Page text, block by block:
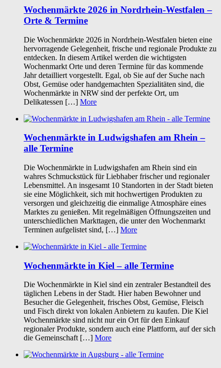
Wochenmärkte 2026 in Nordrhein-Westfalen –
Orte & Termine
Die Wochenmärkte 2026 in Nordrhein-Westfalen bieten eine
hervorragende Gelegenheit, frische und regionale Produkte zu
entdecken. In diesem Artikel werden die wichtigsten
Wochenmarkt Orte und deren Termine für das kommende
Jahr detailliert vorgestellt. Egal, ob Sie auf der Suche nach
Obst, Gemüse oder handgemachten Spezialitäten sind, die
Wochenmärkte in NRW sind der perfekte Ort, um
Delikatessen […] More
Wochenmärkte in Ludwigshafen am Rhein –
alle Termine
Die Wochenmärkte in Ludwigshafen am Rhein sind ein
wahres Schmuckstück für Liebhaber frischer und regionaler
Lebensmittel. An insgesamt 10 Standorten in der Stadt bieten
sie eine Möglichkeit, sich mit hochwertigen Produkten zu
versorgen und gleichzeitig die einmalige Atmosphäre eines
Marktes zu genießen. Mit regelmäßigen Öffnungszeiten und
unterschiedlichen Markttagen, die unter den Wochenmarkt
Terminen aufgelistet sind, […] More
Wochenmärkte in Kiel – alle Termine
Die Wochenmärkte in Kiel sind ein zentraler Bestandteil des
täglichen Lebens in der Stadt. Hier haben Bewohner und
Besucher die Gelegenheit, frisches Obst, Gemüse, Fleisch
und Fisch direkt von lokalen Anbietern zu kaufen. Die Kiel
Wochenmärkte sind nicht nur ein Ort für den Einkauf
regionaler Produkte, sondern auch eine Plattform, auf der sich
die Gemeinschaft […] More